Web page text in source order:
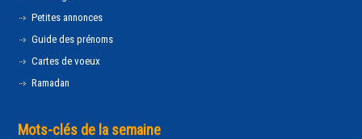
Petites annonces
Guide des prénoms
Cartes de voeux
Ramadan
Mots-clés de la semaine